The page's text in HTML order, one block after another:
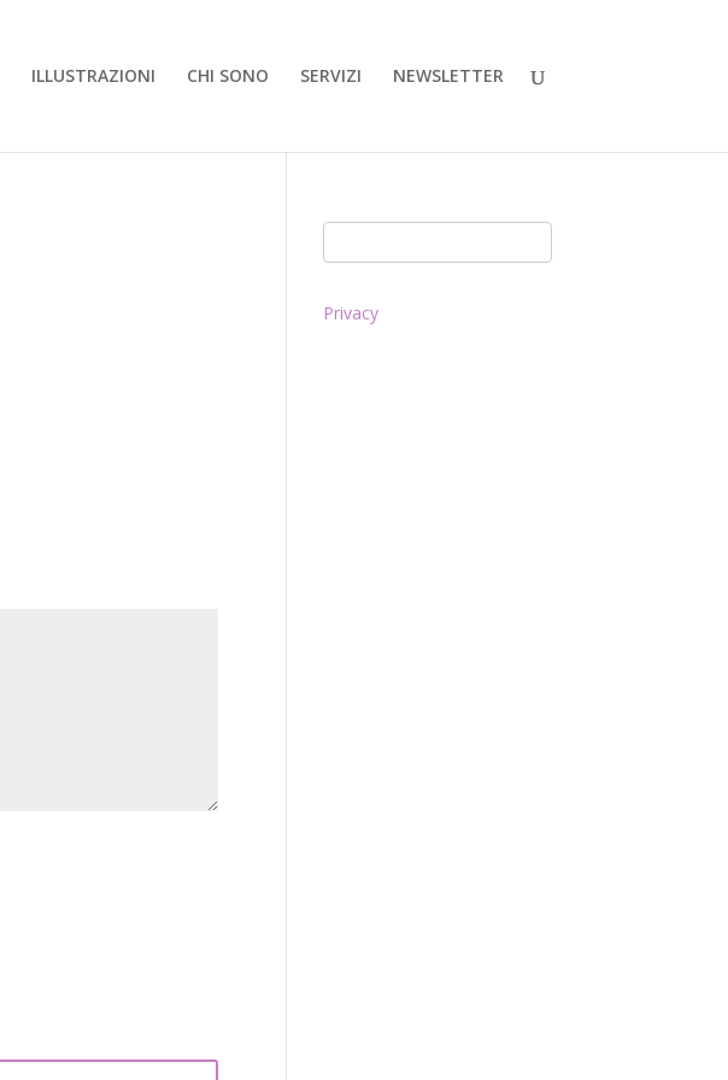
ILLUSTRAZIONI CHI SONO SERVIZI NEWSLETTER
Privacy